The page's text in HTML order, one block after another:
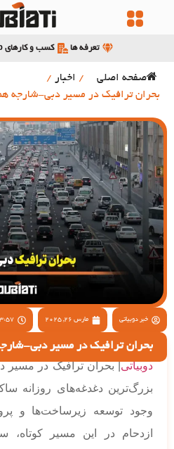
تعرفه ها کسب و کارهای vip
صفحه اصلی / اخبار /
بحران ترافیک در مسیر دبی-شارجه
خبر دوبیاتی مارس 26, 2025 3:57 ب.ظ
بحران ترافیک در مسیر دبی-
دوبیاتی| بحران ترافیک در مسیر
بزرگ‌ترین دغدغه‌های روزانه
وجود توسعه زیرساخت‌ها و
ازدحام در این مسیر